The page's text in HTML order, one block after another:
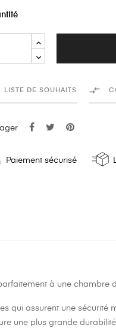
LISTE DE SOUHAITS 
Paiement sécurisé
à une chambre
qui assurent une
une plus grande